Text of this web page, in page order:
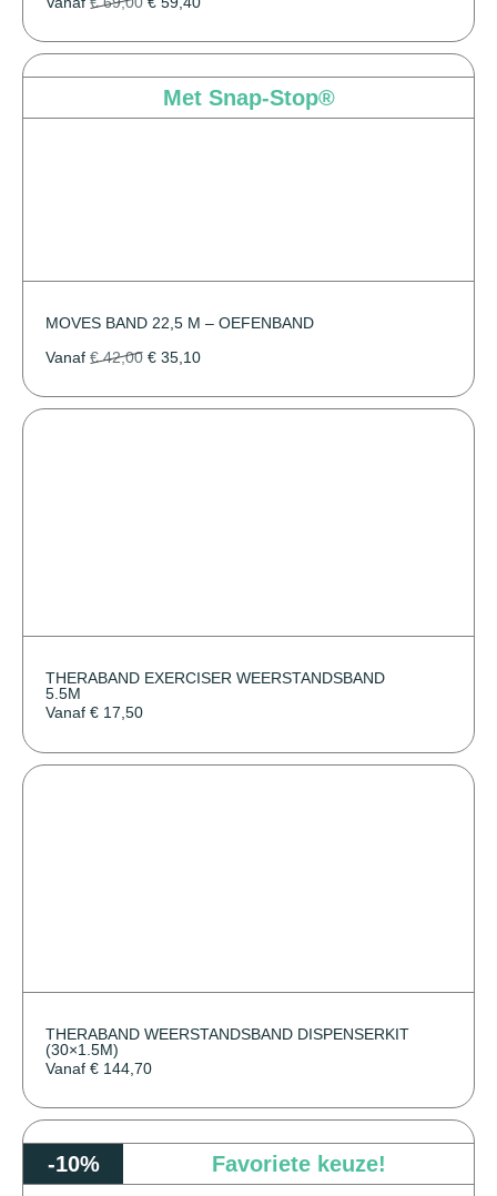
Met Snap-Stop®
MOVES BAND 22,5 M – OEFENBAND
Vanaf €42,00 € 35,10
THERABAND EXERCISER WEERSTANDSBAND
5.5M
Vanaf € 17,50
THERABAND WEERSTANDSBAND DISPENSERKIT
(30×1.5M)
Vanaf € 144,70
-10% Favoriete keuze!